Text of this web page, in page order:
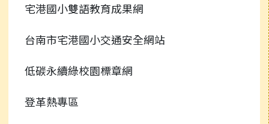
檔案下載
校園影音
常用連結
檔案下載
行事曆
行事曆
宅港國小雙語教育成果網
台南市宅港國小交通安全網站
低碳永續綠校園標章網
登革熱專區